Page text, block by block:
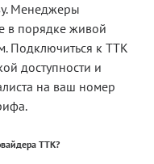
Менеджеры
в порядке живой
Подключиться к ТТК
доступности и
на ваш номер
ТТК?